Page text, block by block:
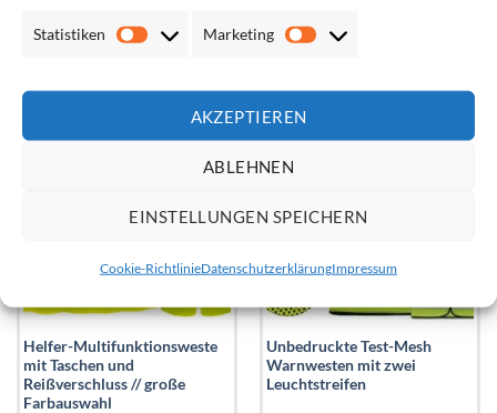
Statistiken
Statistiken
Marketing
Marketing
AKZEPTIEREN
ABLEHNEN
EINSTELLUNGEN SPEICHERN
Cookie-RichtlinieDatenschutzerklärungImpressum
Helfer-Multifunktionsweste
mit Taschen und
Reißverschluss // große
Farbauswahl
Unbedruckte Test-Mesh
Warnwesten mit zwei
Leuchtstreifen